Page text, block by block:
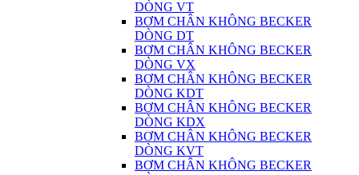
DÒNG VT
BƠM CHÂN KHÔNG BECKER
DÒNG DT
BƠM CHÂN KHÔNG BECKER
DÒNG VX
BƠM CHÂN KHÔNG BECKER
DÒNG KDT
BƠM CHÂN KHÔNG BECKER
DÒNG KDX
BƠM CHÂN KHÔNG BECKER
DÒNG KVT
BƠM CHÂN KHÔNG BECKER